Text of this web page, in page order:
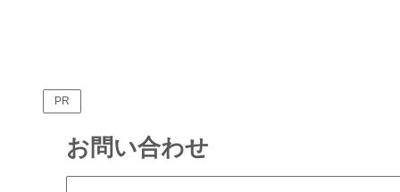
PR
お問い合わせ